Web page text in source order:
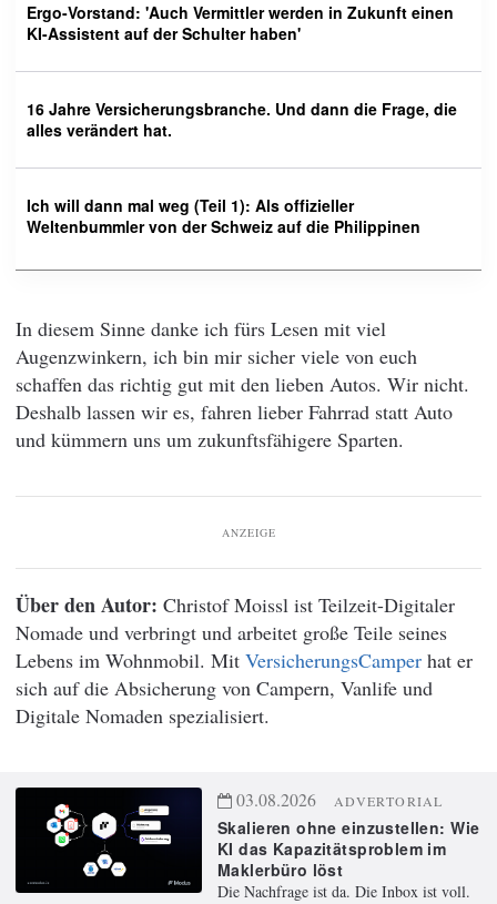
Ergo-Vorstand: 'Auch Vermittler werden in Zukunft einen
KI-Assistent auf der Schulter haben'
16 Jahre Versicherungsbranche. Und dann die Frage, die
alles verändert hat.
Ich will dann mal weg (Teil 1): Als offizieller
Weltenbummler von der Schweiz auf die Philippinen
In diesem Sinne danke ich fürs Lesen mit viel
Augenzwinkern, ich bin mir sicher viele von euch
schaffen das richtig gut mit den lieben Autos. Wir nicht.
Deshalb lassen wir es, fahren lieber Fahrrad statt Auto
und kümmern uns um zukunftsfähigere Sparten.
ANZEIGE
Über den Autor: Christof Moissl ist Teilzeit-Digitaler
Nomade und verbringt und arbeitet große Teile seines
Lebens im Wohnmobil. Mit VersicherungsCamper hat er
sich auf die Absicherung von Campern, Vanlife und
Digitale Nomaden spezialisiert.
03.08.2026 ADVERTORIAL
Skalieren ohne einzustellen: Wie
KI das Kapazitätsproblem im
Maklerbüro löst
Die Nachfrage ist da. Die Inbox ist voll.